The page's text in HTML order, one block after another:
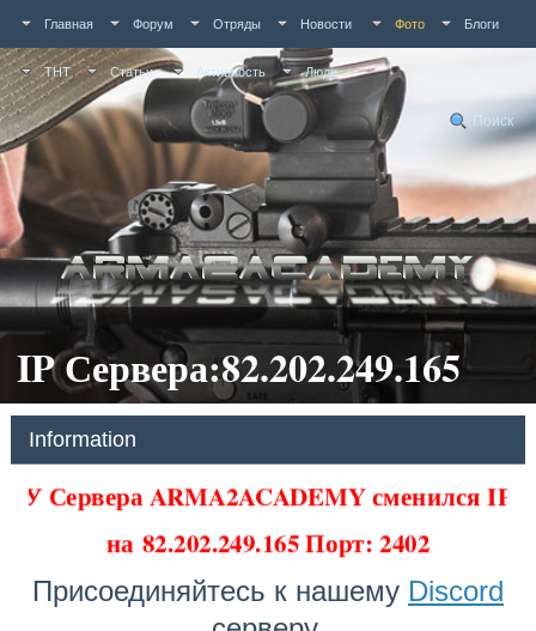
Главная Форум Отряды Новости Фото Блоги
ТНТ Статьи Активность Люди
Поиск
IP Сервера:82.202.249.165
Information
У Сервера ARMA2ACADEMY сменился IP
на82.202.249.165 Порт: 2402
Присоединяйтесь к нашему Discord